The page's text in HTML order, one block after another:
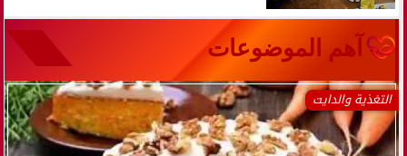
آهم الموضوعات
التغذية والدايت